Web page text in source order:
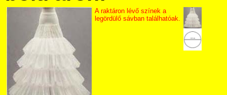
A raktáron lévő színek a
legördülő sávban találhatóak.